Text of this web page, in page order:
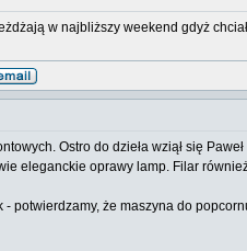
w najbliższy weekend gdyż
Ostro do dzieła wziął się
eleganckie oprawy lamp. Filar
- potwierdzamy, że maszyna do